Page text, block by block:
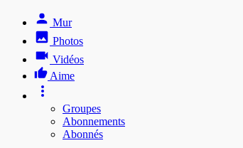
Mur
Photos
Vidéos
Aime
Groupes
Abonnements
Abonnés